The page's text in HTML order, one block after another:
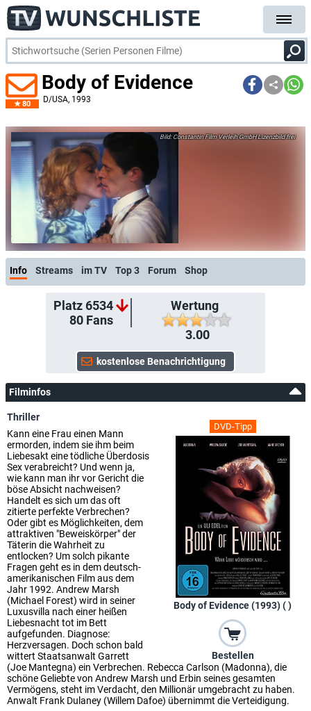
80
Body of Evidence
D/USA, 1993
Constantin Film Verleih GmbH Lizenzbild frei
Info Streams im TV Top 3 Forum Shop
Platz 6534
80Fans
Wertung
3.00
Filminfos
DVD-Tipp
Body of Evidence (1993) ( )
Bestellen
Thriller
Kann eine Frau einen Mann
ermorden, indem sie ihm beim
Liebesakt eine tödliche Überdosis
Sex verabreicht? Und wenn ja,
wie kann man ihr vor Gericht die
böse Absicht nachweisen?
Handelt es sich um das oft
zitierte perfekte Verbrechen?
Oder gibt es Möglichkeiten, dem
attraktiven "Beweiskörper" der
Täterin die Wahrheit zu
entlocken? Um solch pikante
Fragen geht es in dem deutsch-
amerikanischen Film aus dem
Jahr 1992. Andrew Marsh
(Michael Forest) wird in seiner
Luxusvilla nach einer heißen
Liebesnacht tot im Bett
aufgefunden. Diagnose:
Herzversagen. Doch schon bald
wittert Staatsanwalt Garrett
(Joe Mantegna) ein Verbrechen. Rebecca Carlson (Madonna), die
schöne Geliebte von Andrew Marsh und Erbin seines gesamten
Vermögens, steht im Verdacht, den Millionär umgebracht zu haben.
Anwalt Frank Dulaney (Willem Dafoe) übernimmt die Verteidigung.